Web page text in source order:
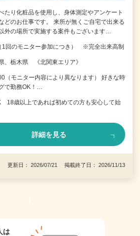
たり化粧品を使用し、身体測定やアンケート
どのお仕事です。 来所が無くご自宅で出来る
外の場所で実施する案件もございます…
1回のモニター参加につき） ※完全出来高制
、栃木県 《北関東エリア》
（モニター内容により異なります） 好きな時
で勤務OK！…
18歳以上であれば初めての方も安心して始
詳細を見る
更新日： 2026/07/21 掲載終了日： 2026/11/13
1
は